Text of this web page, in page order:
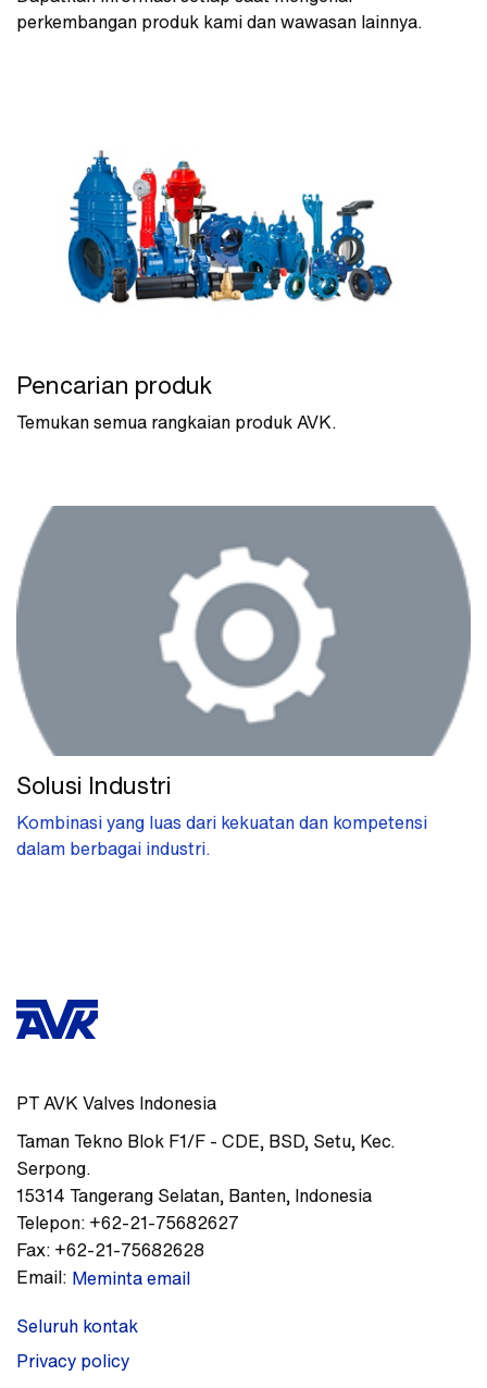
perkembangan produk kami dan wawasan lainnya.
Pencarian produk
Temukan semua rangkaian produk AVK.
Solusi Industri
Kombinasi yang luas dari kekuatan dan kompetensi
dalam berbagai industri.
PT AVK Valves Indonesia
Taman Tekno Blok F1/F - CDE, BSD, Setu, Kec.
Serpong.
15314 Tangerang Selatan, Banten, Indonesia
Telepon: +62-21-75682627
Fax: +62-21-75682628
Email: Meminta email
Seluruh kontak
Privacy policy